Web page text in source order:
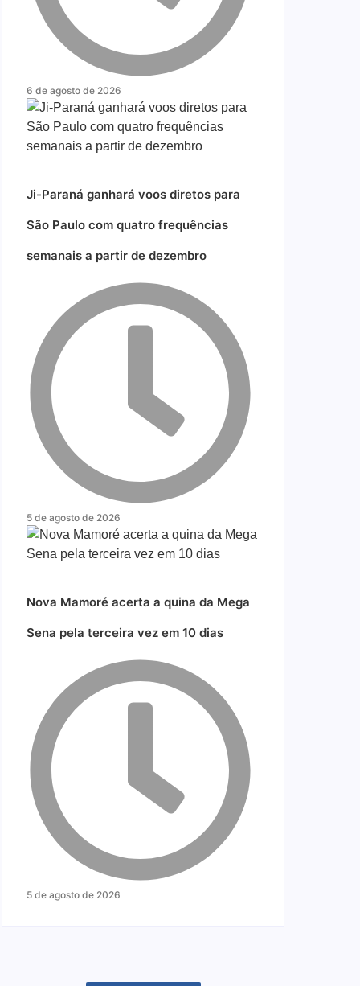
6 de agosto de 2026
Ji-Paraná ganhará voos diretos para
São Paulo com quatro frequências
semanais a partir de dezembro
5 de agosto de 2026
Nova Mamoré acerta a quina da Mega
Sena pela terceira vez em 10 dias
5 de agosto de 2026